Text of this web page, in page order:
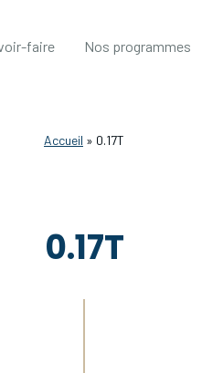
faire Nos programmes
Accueil » 0.17T
0.17T